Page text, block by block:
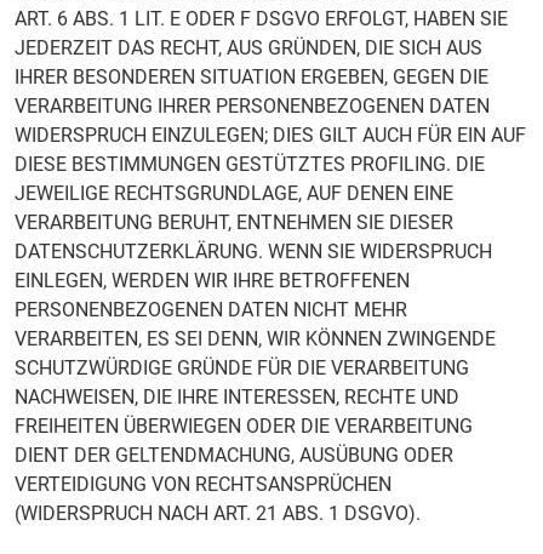
ART. 6 ABS. 1 LIT. E ODER F DSGVO ERFOLGT, HABEN SIE
JEDERZEIT DAS RECHT, AUS GRÜNDEN, DIE SICH AUS
IHRER BESONDEREN SITUATION ERGEBEN, GEGEN DIE
VERARBEITUNG IHRER PERSONENBEZOGENEN DATEN
WIDERSPRUCH EINZULEGEN; DIES GILT AUCH FÜR EIN AUF
DIESE BESTIMMUNGEN GESTÜTZTES PROFILING. DIE
JEWEILIGE RECHTSGRUNDLAGE, AUF DENEN EINE
VERARBEITUNG BERUHT, ENTNEHMEN SIE DIESER
DATENSCHUTZERKLÄRUNG. WENN SIE WIDERSPRUCH
EINLEGEN, WERDEN WIR IHRE BETROFFENEN
PERSONENBEZOGENEN DATEN NICHT MEHR
VERARBEITEN, ES SEI DENN, WIR KÖNNEN ZWINGENDE
SCHUTZWÜRDIGE GRÜNDE FÜR DIE VERARBEITUNG
NACHWEISEN, DIE IHRE INTERESSEN, RECHTE UND
FREIHEITEN ÜBERWIEGEN ODER DIE VERARBEITUNG
DIENT DER GELTENDMACHUNG, AUSÜBUNG ODER
VERTEIDIGUNG VON RECHTSANSPRÜCHEN
(WIDERSPRUCH NACH ART. 21 ABS. 1 DSGVO).